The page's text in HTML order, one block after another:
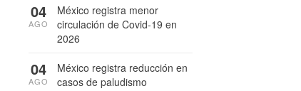
México registra menor
circulación de Covid-19 en
2026
04
AGO
México registra reducción en
casos de paludismo
04
AGO